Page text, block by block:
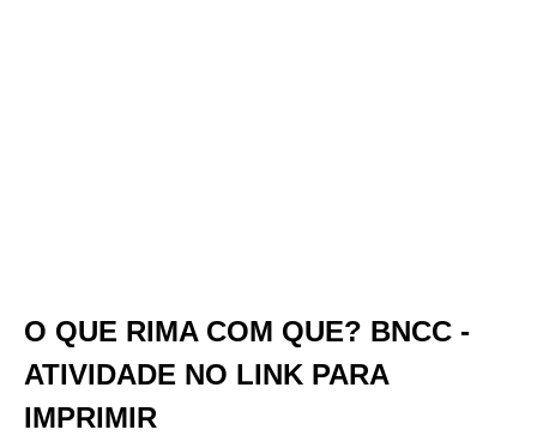
O QUE RIMA COM QUE? BNCC -
ATIVIDADE NO LINK PARA
IMPRIMIR